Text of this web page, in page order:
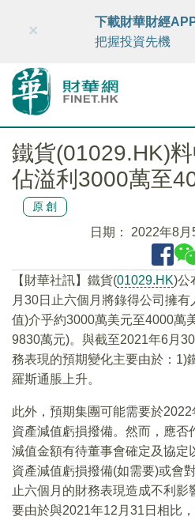
財華智庫網 FINTV
×
下載財華財經
把握投資先機
鐵貨(01029.HK)
佔溢利3000萬至
原創
日期： 2022年8
【財華社訊】鐵貨(01029.HK)公
月30日止六個月將錄得公司擁
值)介乎約3000萬美元至4000萬
9830萬元)。與截至2021年6月
務表現的預期變化主要由於：1)
羅斯通脹上升。
此外，預期集團可能需要於
資產減值虧損撥備。然而，應否
減值金額有待董事會確定及協定
資產減值虧損撥備(如需要)或會
止六個月的財務表現造成不利
要由於與2021年12月31日相比